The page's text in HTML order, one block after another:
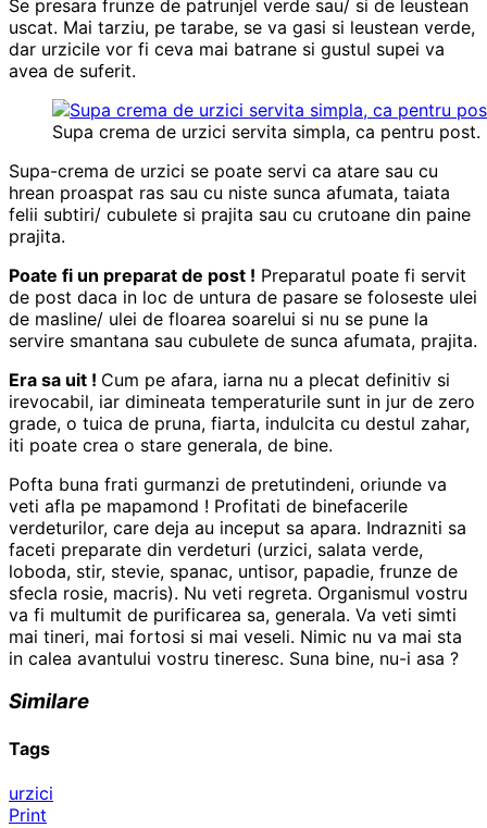
Se presara frunze de patrunjel verde sau/ si de leustean
uscat. Mai tarziu, pe tarabe, se va gasi si leustean verde,
dar urzicile vor fi ceva mai batrane si gustul supei va
avea de suferit.
Supa crema de urzici servita simpla, ca pentru post.
Supa-crema de urzici se poate servi ca atare sau cu
hrean proaspat ras sau cu niste sunca afumata, taiata
felii subtiri/ cubulete si prajita sau cu crutoane din paine
prajita.
Poate fi un preparat de post ! Preparatul poate fi servit
de post daca in loc de untura de pasare se foloseste ulei
de masline/ ulei de floarea soarelui si nu se pune la
servire smantana sau cubulete de sunca afumata, prajita.
Era sa uit ! Cum pe afara, iarna nu a plecat definitiv si
irevocabil, iar dimineata temperaturile sunt in jur de zero
grade, o tuica de pruna, fiarta, indulcita cu destul zahar,
iti poate crea o stare generala, de bine.
Pofta buna frati gurmanzi de pretutindeni, oriunde va
veti afla pe mapamond ! Profitati de binefacerile
verdeturilor, care deja au inceput sa apara. Indrazniti sa
faceti preparate din verdeturi (urzici, salata verde,
loboda, stir, stevie, spanac, untisor, papadie, frunze de
sfecla rosie, macris). Nu veti regreta. Organismul vostru
va fi multumit de purificarea sa, generala. Va veti simti
mai tineri, mai fortosi si mai veseli. Nimic nu va mai sta
in calea avantului vostru tineresc. Suna bine, nu-i asa ?
Similare
Tags
urzici
Print